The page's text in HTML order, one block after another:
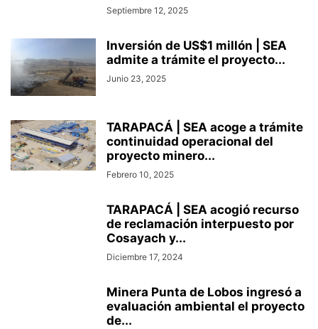
Septiembre 12, 2025
Inversión de US$1 millón | SEA
admite a trámite el proyecto...
Junio 23, 2025
TARAPACÁ | SEA acoge a trámite
continuidad operacional del
proyecto minero...
Febrero 10, 2025
TARAPACÁ | SEA acogió recurso
de reclamación interpuesto por
Cosayach y...
Diciembre 17, 2024
Minera Punta de Lobos ingresó a
evaluación ambiental el proyecto
de...